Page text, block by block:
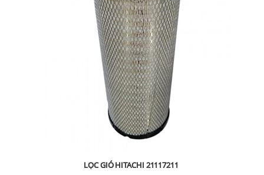
LỌC GIÓ HITACHI 21117211